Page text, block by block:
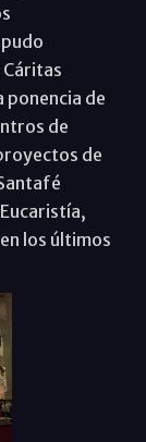
ponencia de
de
de
los últimos